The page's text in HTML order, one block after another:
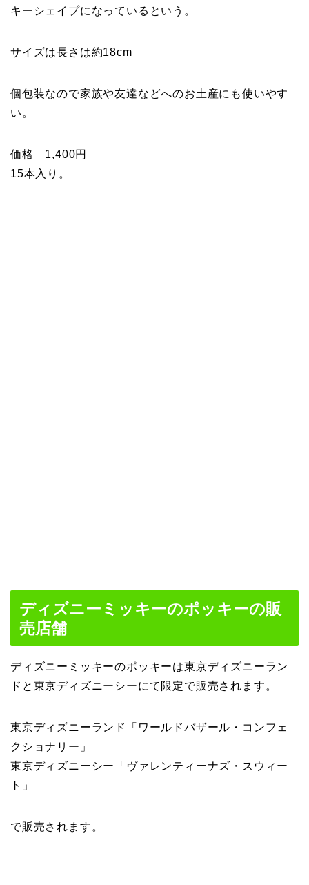
キーシェイプになっているという。
サイズは長さは約18cm
個包装なので家族や友達などへのお土産にも使いやす
い。
価格 1,400円
15本入り。
ディズニーミッキーのポッキーの販
売店舗
ディズニーミッキーのポッキーは東京ディズニーラン
ドと東京ディズニーシーにて限定で販売されます。
東京ディズニーランド「ワールドバザール・コンフェ
クショナリー」
東京ディズニーシー「ヴァレンティーナズ・スウィー
ト」
で販売されます。